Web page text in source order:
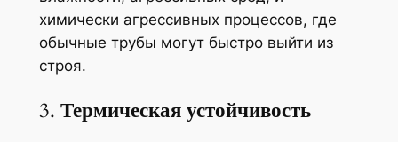
химически агрессивных процессов, где
обычные трубы могут быстро выйти из
строя.
3. Термическая устойчивость